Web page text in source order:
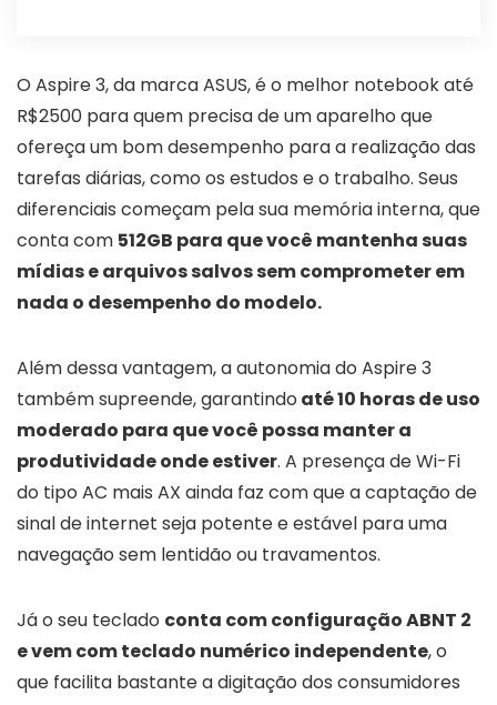
O Aspire 3, da marca ASUS, é o melhor notebook até
R$2500 para quem precisa de um aparelho que
ofereça um bom desempenho para a realização das
tarefas diárias, como os estudos e o trabalho. Seus
diferenciais começam pela sua memória interna, que
conta com 512GB para que você mantenha suas
mídias e arquivos salvos sem comprometer em
nada o desempenho do modelo.
Além dessa vantagem, a autonomia do Aspire 3
também supreende, garantindo até 10 horas de uso
moderado para que você possa manter a
produtividade onde estiver. A presença de Wi-Fi
do tipo AC mais AX ainda faz com que a captação de
sinal de internet seja potente e estável para uma
navegação sem lentidão ou travamentos.
Já o seu teclado conta com configuração ABNT 2
e vem com teclado numérico independente, o
que facilita bastante a digitação dos consumidores